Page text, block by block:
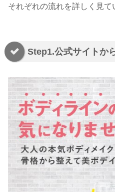
それぞれの流れを詳しく見て
Step1.公式サイトか